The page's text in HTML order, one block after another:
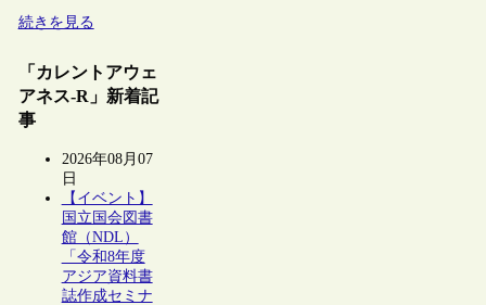
続きを見る
「カレントアウェ
アネス-R」新着記
事
2026年08月07
日
【イベント】
国立国会図書
館（NDL）
「令和8年度
アジア資料書
誌作成セミナ